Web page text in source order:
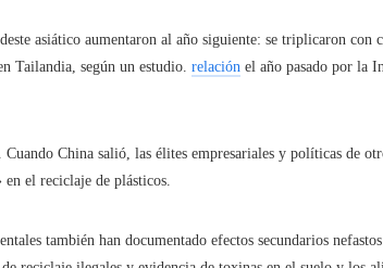
asiático aumentaron al año siguiente: se triplicaron con
Tailandia, según un estudio. relación el año pasado por la
China salió, las élites empresariales y políticas de
el reciclaje de plásticos.
también han documentado efectos secundarios